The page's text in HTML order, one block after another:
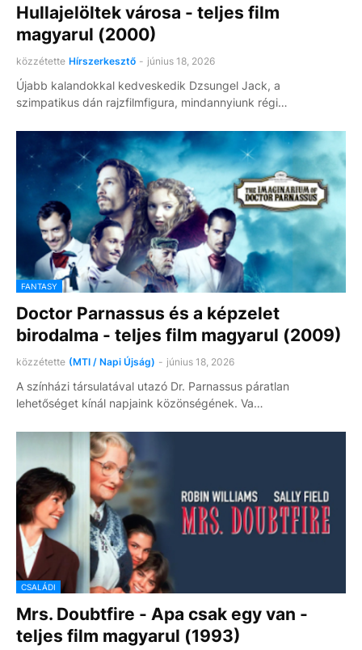
Hullajelöltek városa - teljes film
magyarul (2000)
közzétette Hírszerkesztő - június 18, 2026
Újabb kalandokkal kedveskedik Dzsungel Jack, a
szimpatikus dán rajzfilmfigura, mindannyiunk régi…
FANTASY
Doctor Parnassus és a képzelet
birodalma - teljes film magyarul (2009)
közzétette (MTI / Napi Újság) - június 18, 2026
A színházi társulatával utazó Dr. Parnassus páratlan
lehetőséget kínál napjaink közönségének. Va…
CSALÁDI
Mrs. Doubtfire - Apa csak egy van -
teljes film magyarul (1993)